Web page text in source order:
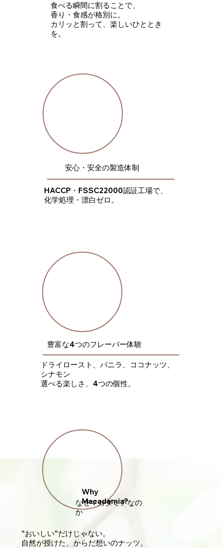
​安心・安全の製造体制
HACCP・FSSC22000認証工場で、
​化学処理・漂白ゼロ。
食べる瞬間に割ることで、
香り・食感が格別に。
​カリッと割って、楽しいひととき
を。
​豊富な4つのフレーバー体験
ドライロースト、バニラ、ココナッツ、
シナモン
​選べる楽しさ、4つの個性。
Why
Macadamia?
​なぜマカダミアなの
か​
“おいしい”だけじゃない。
​自然が授けた、からだ想いのナッツ。